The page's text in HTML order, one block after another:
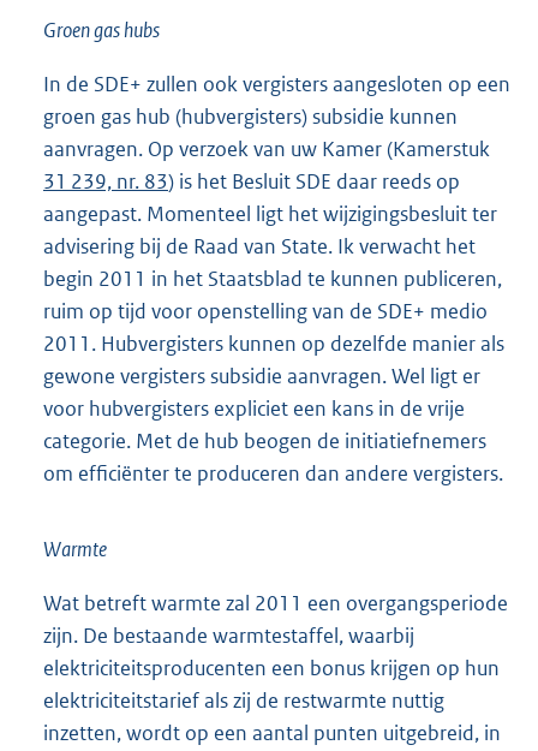
Groen gas hubs
In de SDE+ zullen ook vergisters aangesloten op een
groen gas hub (hubvergisters) subsidie kunnen
aanvragen. Op verzoek van uw Kamer (Kamerstuk
31 239, nr. 83) is het Besluit SDE daar reeds op
aangepast. Momenteel ligt het wijzigingsbesluit ter
advisering bij de Raad van State. Ik verwacht het
begin 2011 in het Staatsblad te kunnen publiceren,
ruim op tijd voor openstelling van de SDE+ medio
2011. Hubvergisters kunnen op dezelfde manier als
gewone vergisters subsidie aanvragen. Wel ligt er
voor hubvergisters expliciet een kans in de vrije
categorie. Met de hub beogen de initiatiefnemers
om efficiënter te produceren dan andere vergisters.
Warmte
Wat betreft warmte zal 2011 een overgangsperiode
zijn. De bestaande warmtestaffel, waarbij
elektriciteitsproducenten een bonus krijgen op hun
elektriciteitstarief als zij de restwarmte nuttig
inzetten, wordt op een aantal punten uitgebreid, in